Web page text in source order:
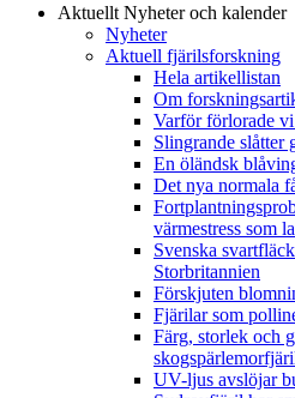
Aktuellt Nyheter och kalender
Nyheter
Aktuell fjärilsforskning
Hela artikellistan
Om
Varför förlorade
Slingrande slåtter
En öländsk
Det nya normala
värmestress som
Svenska
Storbritannien
Förskjuten
Fjärilar som
Färg, storlek och
UV-ljus avslöjar